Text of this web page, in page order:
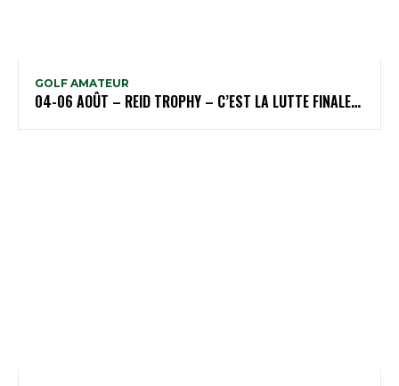
GOLF AMATEUR
04-06 AOÛT – REID TROPHY – C’EST LA LUTTE FINALE…